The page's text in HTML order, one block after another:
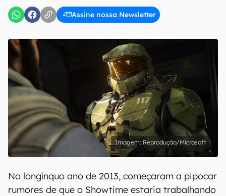
Assine nossa Newsletter
Uso e Política de Privacidade do Canaltech.
Reprodução/Microsoft
No longínquo ano de 2013, começaram a pipocar
rumores de que o Showtime estaria trabalhando